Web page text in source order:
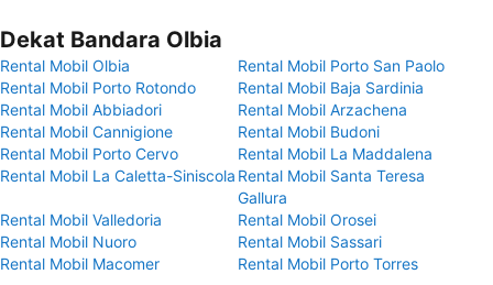
Dekat Bandara Olbia
Rental Mobil Olbia
Rental Mobil Porto San Paolo
Rental Mobil Porto Rotondo
Rental Mobil Baja Sardinia
Rental Mobil Abbiadori
Rental Mobil Arzachena
Rental Mobil Cannigione
Rental Mobil Budoni
Rental Mobil Porto Cervo
Rental Mobil La Maddalena
Rental Mobil La Caletta-Siniscola Rental Mobil Santa Teresa
Gallura
Rental Mobil Valledoria
Rental Mobil Orosei
Rental Mobil Nuoro
Rental Mobil Sassari
Rental Mobil Macomer
Rental Mobil Porto Torres